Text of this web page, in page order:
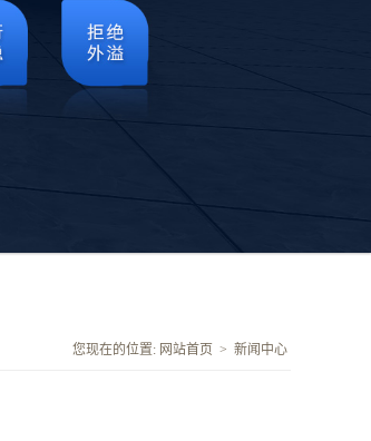
您现在的位置: 网站首页 > 新闻中心